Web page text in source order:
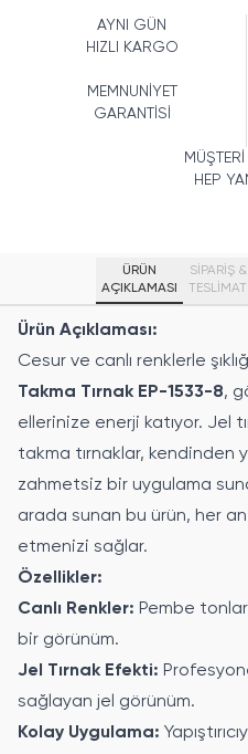
AYNI GÜN
HIZLI KARGO
MEMNUNİYET
GARANTİSİ
HEP
ÜRÜN
AÇIKLAMASI
SİPARİŞ &
TESLİMAT
Ürün Açıklaması:
Cesur ve canlı renklerle
Takma Tırnak EP-1533-8,
ellerinize enerji katıyor. Jel
takma tırnaklar, kendinden
zahmetsiz bir uygulama
arada sunan bu ürün, her
etmenizi sağlar.
Özellikler:
Canlı Renkler: Pembe
bir görünüm.
Jel Tırnak Efekti:
sağlayan jel görünüm.
Kolay Uygulama: